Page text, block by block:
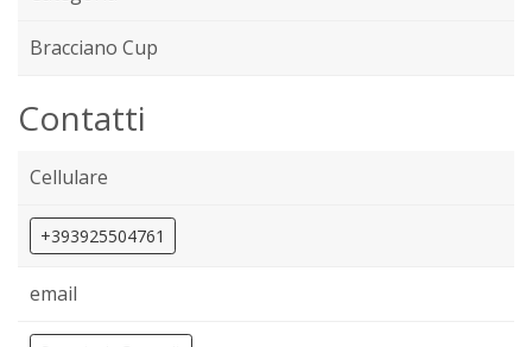
Bracciano Cup
Contatti
Cellulare
+393925504761
email